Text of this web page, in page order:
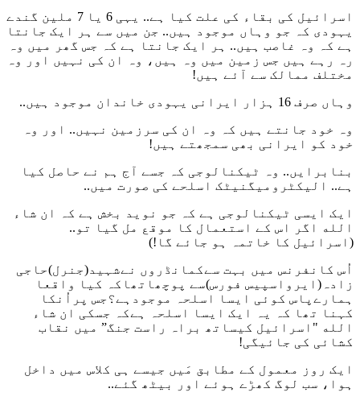
اسرائیل کی بقاء کی علت کیا ہے.. یہی 6 یا 7 ملین گندے
یہودی کہ جو وہاں موجود ہیں.. جن میں سے ہر ایک جانتا
ہے کہ وہ غاصب ہیں.. ہر ایک جانتا ہے کہ جس گھر میں وہ
رہ رہے ہیں جس زمین میں وہ ہیں، وہ ان کی نہیں اور وہ
مختلف ممالک سے آئے ہیں!
وہاں صرف 16 ہزار ایرانی یہودی خاندان موجود ہیں..
وہ خود جانتے ہیں کہ وہ ان کی سرزمین نہیں.. اور وہ
خود کو ایرانی بھی سمجھتے ہیں!
بنابرایں.. وہ ٹیکنالوجی کہ جسے آج ہم نے حاصل کیا
ہے.. الیکٹرومیگنیٹک اسلحے کی صورت میں..
ایک ایسی ٹیکنالوجی ہے کہ جو نوید بخش ہے کہ ان شاء
الله اگر اس کے استعمال کا موقع مل گیا تو..
(اسرائیل کا خاتمہ ہو جائے گا!)
اُس کانفرنس میں بہت سےکمانڈروں نےشہید(جنرل)حاجی
زادہ(ایرواسپیس فورس)سے پوچھاتھاکہ کیا واقعا
ہمارےپاس کوئی ایسا اسلحہ موجودہے؟جس پراُنکا
کہنا تھا کہ یہ ایک ایسا اسلحہ ہےکہ جسکی ان شاء
الله "اسرائیل کیساتھ براہ راست جنگ” میں نقاب
کشائی کی جائیگی!
ایک روز معمول کے مطابق مَیں جیسے ہی کلاس میں داخل
ہوا، سب لوگ کھڑے ہوئے اور بیٹھ گئے..